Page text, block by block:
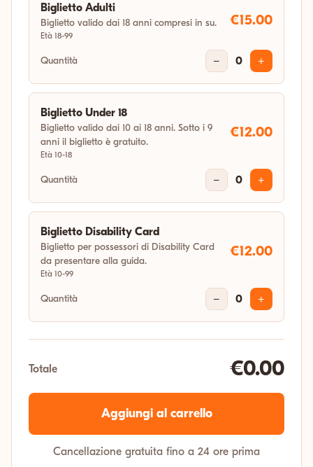
gio 31 dic 2026
04:11
Biglietto Adulti
Biglietto valido dai 18 anni compresi in su.
Età 18-99
€15.00
Quantità − 0 +
Biglietto Under 18
Biglietto valido dai 10 ai 18 anni. Sotto i 9
anni il biglietto è gratuito.
Età 10-18
€12.00
Quantità − 0 +
Biglietto Disability Card
Biglietto per possessori di Disability Card
da presentare alla guida.
Età 10-99
€12.00
Quantità − 0 +
Totale €0.00
Aggiungi al carrello
Cancellazione gratuita fino a 24 ore prima